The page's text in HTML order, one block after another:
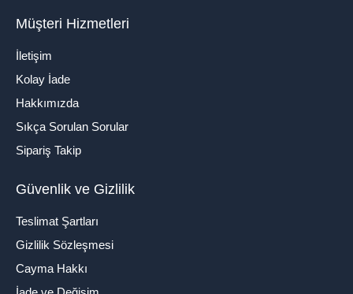
Müşteri Hizmetleri
İletişim
Kolay İade
Hakkımızda
Sıkça Sorulan Sorular
Sipariş Takip
Güvenlik ve Gizlilik
Teslimat Şartları
Gizlilik Sözleşmesi
Cayma Hakkı